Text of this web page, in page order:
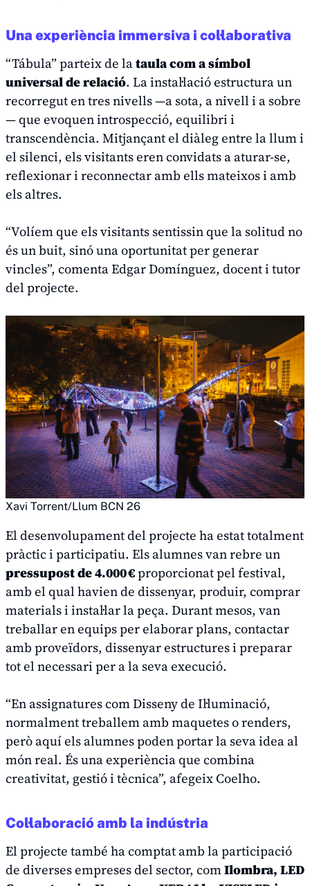
Una experiència immersiva i col·laborativa
“Tábula” parteix de lataula com a símbol
universal de relació. La instal·lació estructura un
recorregut en tres nivells —a sota, a nivell i a sobre
— que evoquen introspecció, equilibri i
transcendència. Mitjançant el diàleg entre la llum i
el silenci, els visitants eren convidats a aturar-se,
reflexionar i reconnectar amb ells mateixos i amb
els altres.
“Volíem que els visitants sentissin que la solitud no
és un buit, sinó una oportunitat per generar
vincles”, comenta Edgar Domínguez, docent i tutor
del projecte.
Xavi Torrent/Llum BCN 26
El desenvolupament del projecte ha estat totalment
pràctic i participatiu. Els alumnes van rebre un
pressupost de 4.000 €proporcionat pel festival,
amb el qual havien de dissenyar, produir, comprar
materials i instal·lar la peça. Durant mesos, van
treballar en equips per elaborar plans, contactar
amb proveïdors, dissenyar estructures i preparar
tot el necessari per a la seva execució.
“En assignatures com Disseny de Il·luminació,
normalment treballem amb maquetes o renders,
però aquí els alumnes poden portar la seva idea al
món real. És una experiència que combina
creativitat, gestió i tècnica”, afegeix Coelho.
Col·laboració amb la indústria
El projecte també ha comptat amb la participació
de diverses empreses del sector, comIlombra, LED